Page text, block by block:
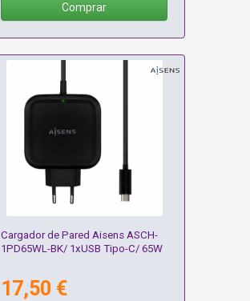
Comprar
Cargador de Pared Aisens ASCH-
1PD65WL-BK/ 1xUSB Tipo-C/ 65W
17,50 €